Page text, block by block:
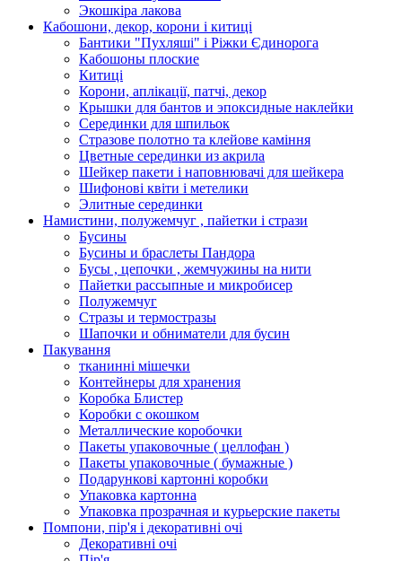
Экошкiра лакова
Кабошони, декор, корони і китиці
Бантики "Пухляші" і Ріжки Єдинорога
Кабошоны плоские
Китиці
Корони, аплікації, патчі, декор
Крышки для бантов и эпоксидные наклейки
Серединки для шпильок
Стразове полотно та клейове каміння
Цветные серединки из акрила
Шейкер пакети і наповнювачі для шейкера
Шифонові квіти і метелики
Элитные серединки
Намистини, полужемчуг , пайетки і стрази
Бусины
Бусины и браслеты Пандора
Бусы , цепочки , жемчужины на нити
Пайетки рассыпные и микробисер
Полужемчуг
Стразы и термостразы
Шапочки и обниматели для бусин
Пакування
тканинні мішечки
Контейнеры для хранения
Коробка Блистер
Коробки с окошком
Металлические коробочки
Пакеты упаковочные ( целлофан )
Пакеты упаковочные ( бумажные )
Подарункові картонні коробки
Упаковка картонна
Упаковка прозрачная и курьерские пакеты
Помпони, пір'я і декоративні очі
Декоративні очі